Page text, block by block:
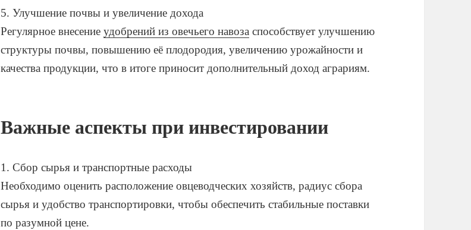
5. Улучшение почвы и увеличение дохода
Регулярное внесениеудобрений из овечьего навоза способствует улучшению
структуры почвы, повышению её плодородия, увеличению урожайности и
качества продукции, что в итоге приносит дополнительный доход аграриям.
Важные аспекты при инвестировании
1. Сбор сырья и транспортные расходы
Необходимо оценить расположение овцеводческих хозяйств, радиус сбора
сырья и удобство транспортировки, чтобы обеспечить стабильные поставки
по разумной цене.